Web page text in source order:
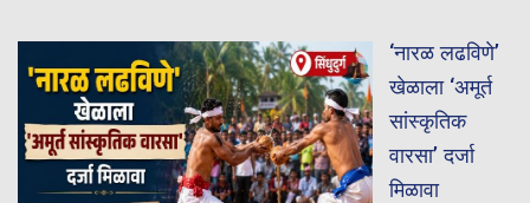
‘नारळ लढविणे’
खेळाला ‘अमूर्त
सांस्कृतिक
वारसा’ दर्जा
मिळावा